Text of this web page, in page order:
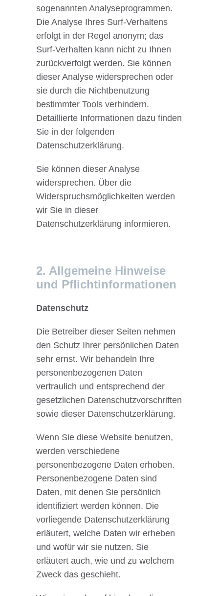
sogenannten Analyseprogrammen.
Die Analyse Ihres Surf-Verhaltens
erfolgt in der Regel anonym; das
Surf-Verhalten kann nicht zu Ihnen
zurückverfolgt werden. Sie können
dieser Analyse widersprechen oder
sie durch die Nichtbenutzung
bestimmter Tools verhindern.
Detaillierte Informationen dazu finden
Sie in der folgenden
Datenschutzerklärung.
Sie können dieser Analyse
widersprechen. Über die
Widerspruchsmöglichkeiten werden
wir Sie in dieser
Datenschutzerklärung informieren.
2. Allgemeine Hinweise
und Pflichtinformationen
Datenschutz
Die Betreiber dieser Seiten nehmen
den Schutz Ihrer persönlichen Daten
sehr ernst. Wir behandeln Ihre
personenbezogenen Daten
vertraulich und entsprechend der
gesetzlichen Datenschutzvorschriften
sowie dieser Datenschutzerklärung.
Wenn Sie diese Website benutzen,
werden verschiedene
personenbezogene Daten erhoben.
Personenbezogene Daten sind
Daten, mit denen Sie persönlich
identifiziert werden können. Die
vorliegende Datenschutzerklärung
erläutert, welche Daten wir erheben
und wofür wir sie nutzen. Sie
erläutert auch, wie und zu welchem
Zweck das geschieht.